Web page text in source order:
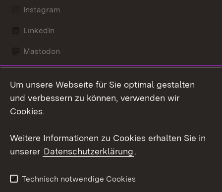
Instagram
LinkedIn
Mastodon
X / Twitter
Youtube
Kontakt
Datenschutz
Barrierefreiheit
Um unsere Webseite für Sie optimal gestalten
und verbessern zu können, verwenden wir
Cookies.
Weitere Informationen zu Cookies erhalten Sie in
unserer Datenschutzerklärung.
Technisch notwendige Cookies